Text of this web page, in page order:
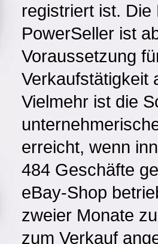
registriert ist.
PowerSeller ist
Voraussetzung
Verkaufstätigkeit
Vielmehr ist die
erreicht, wenn
484 Geschäfte
eBay-Shop
zweier Monate
zum Verkauf